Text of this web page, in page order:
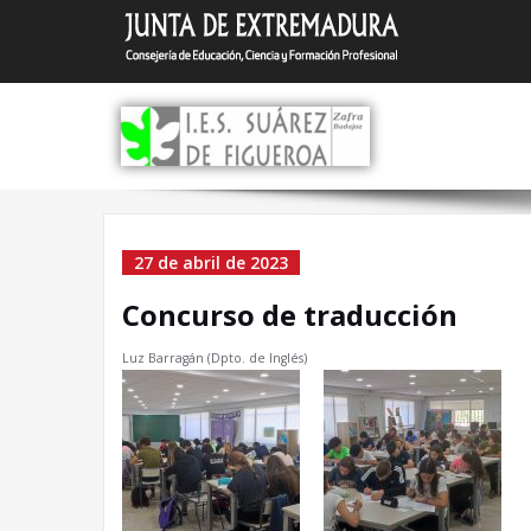
Concurso de
27 de abril de 2023
Concurso de traducción
Luz Barragán (Dpto. de Inglés)